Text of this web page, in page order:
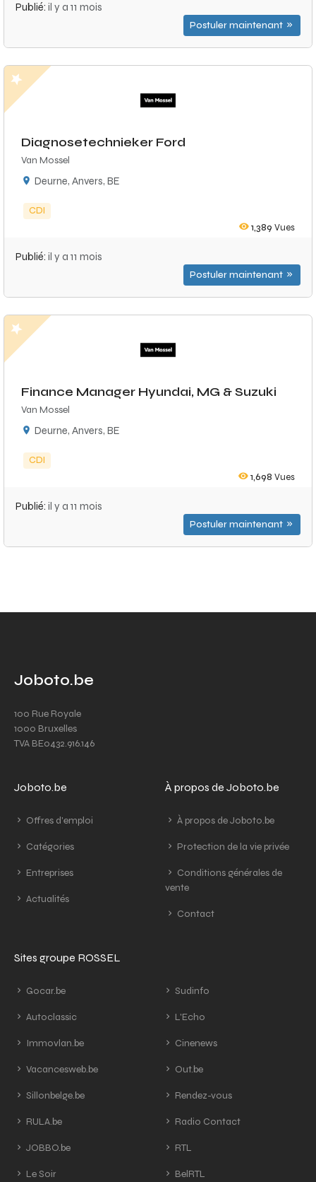
Publié: il y a 11 mois
Postuler maintenant
Diagnosetechnieker Ford
Van Mossel
Deurne, Anvers, BE
CDI
1,389 Vues
Publié: il y a 11 mois
Postuler maintenant
Finance Manager Hyundai, MG & Suzuki
Van Mossel
Deurne, Anvers, BE
CDI
1,698 Vues
Publié: il y a 11 mois
Postuler maintenant
Joboto.be
100 Rue Royale
1000 Bruxelles
TVA BE0432.916.146
Joboto.be
Offres d'emploi
Catégories
Entreprises
Actualités
À propos de Joboto.be
À propos de Joboto.be
Protection de la vie privée
Conditions générales de
vente
Contact
Sites groupe ROSSEL
Gocar.be
Autoclassic
Immovlan.be
Vacancesweb.be
Sillonbelge.be
RULA.be
JOBBO.be
Le Soir
Sudinfo
L'Echo
Cinenews
Out.be
Rendez-vous
Radio Contact
RTL
BelRTL